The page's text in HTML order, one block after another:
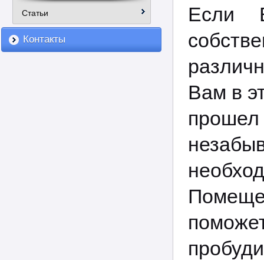
Статьи
Контакты
Если
Вам в
прошел